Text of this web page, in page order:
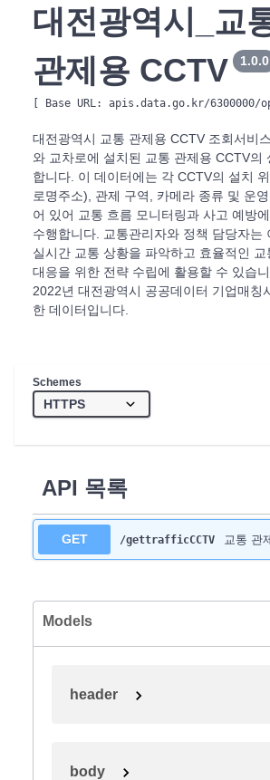
대전광역시_교
관제용 CCTV
1.0.0
[ Base URL: apis.data.go.kr/6300000/
대전광역시 교통 관제용 CCTV 조회서비
와 교차로에 설치된 교통 관제용 CCTV의
합니다. 이 데이터에는 각 CCTV의 설치
로명주소), 관제 구역, 카메라 종류 및 운
어 있어 교통 흐름 모니터링과 사고 예방
수행합니다. 교통관리자와 정책 담당자는
실시간 교통 상황을 파악하고 효율적인
대응을 위한 전략 수립에 활용할 수 있습니
2022년 대전광역시 공공데이터 기업매칭
한 데이터입니다.
Schemes
API 목록
GET /gettrafficCCTV 교통 관
Models
header
body